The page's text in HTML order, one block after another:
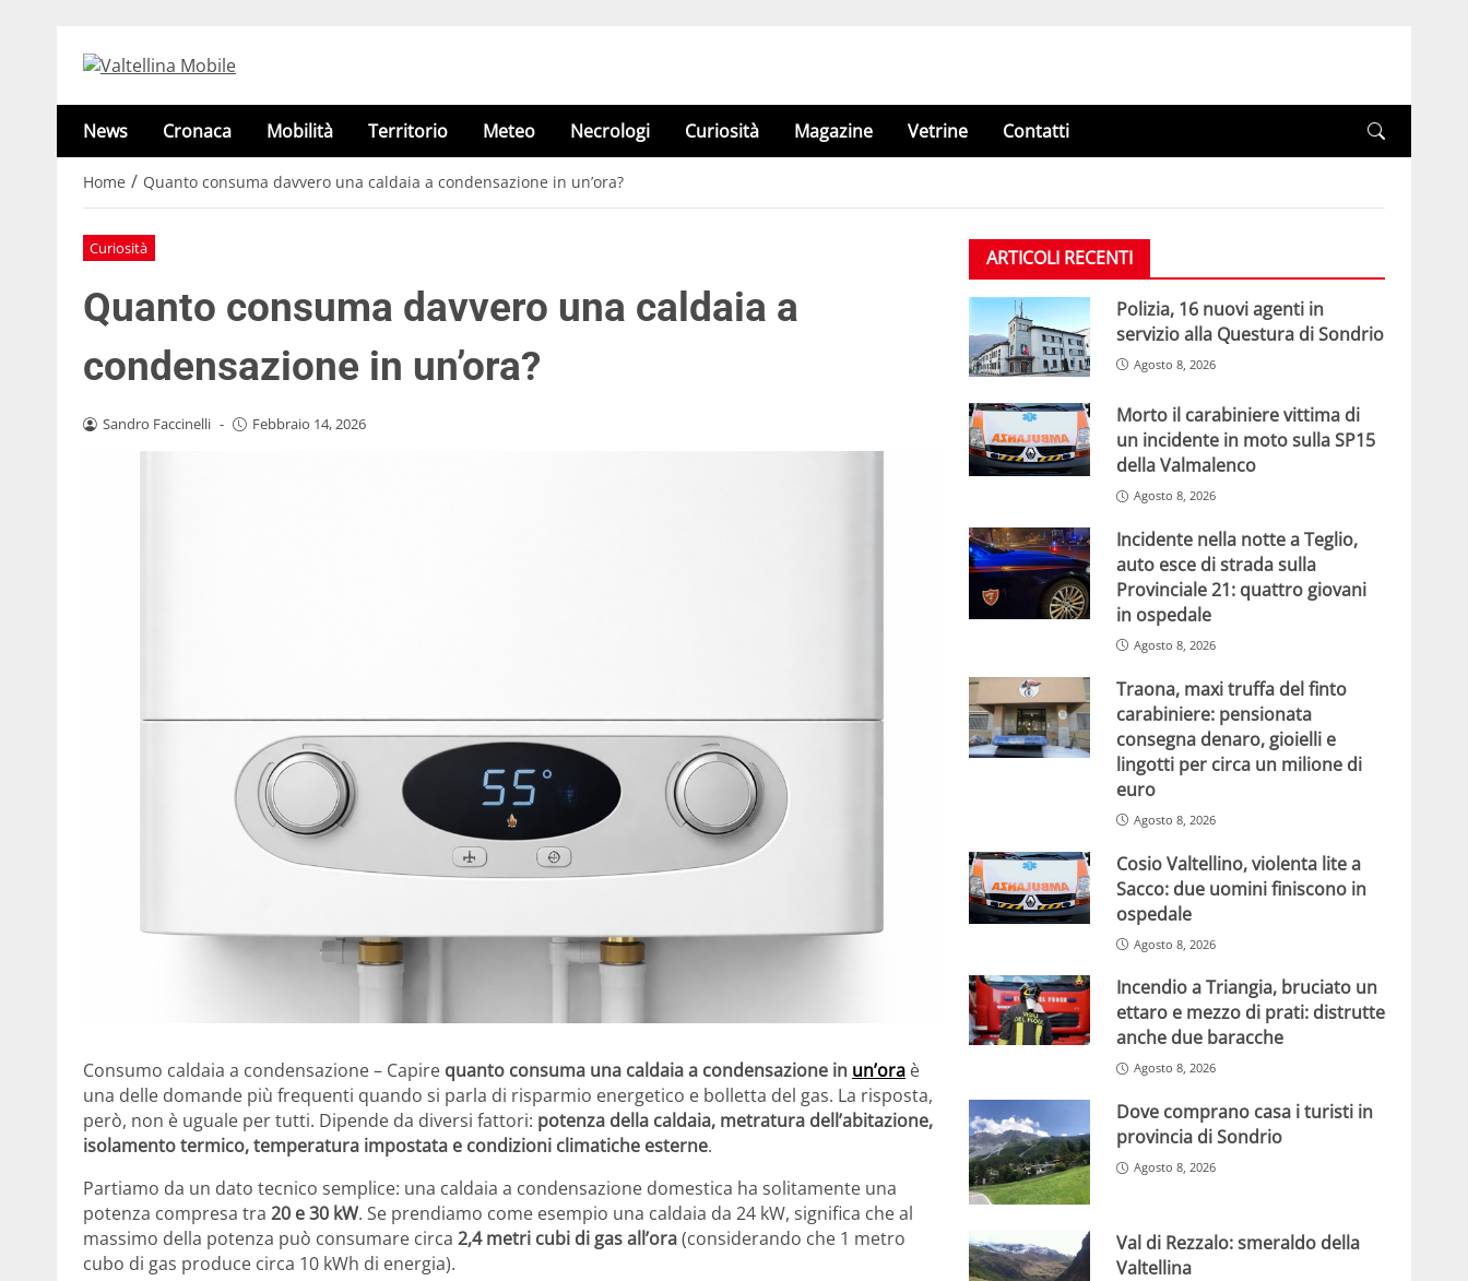
News Cronaca Mobilità Territorio Meteo Necrologi Curiosità Magazine Vetrine Contatti
Home / Quanto consuma davvero una caldaia a condensazione in un’ora?
Curiosità
Quanto consuma davvero una caldaia a
condensazione in un’ora?
Sandro Faccinelli - Febbraio 14, 2026
Consumo caldaia a condensazione – Capire quanto consuma una caldaia a condensazione in un’ora è
una delle domande più frequenti quando si parla di risparmio energetico e bolletta del gas. La risposta,
però, non è uguale per tutti. Dipende da diversi fattori: potenza della caldaia, metratura dell’abitazione,
isolamento termico, temperatura impostata e condizioni climatiche esterne.
Partiamo da un dato tecnico semplice: una caldaia a condensazione domestica ha solitamente una
potenza compresa tra 20 e 30 kW. Se prendiamo come esempio una caldaia da 24 kW, significa che al
massimo della potenza può consumare circa 2,4 metri cubi di gas all’ora(considerando che 1 metro
cubo di gas produce circa 10 kWh di energia).
ARTICOLI RECENTI
Polizia, 16 nuovi agenti in
servizio alla Questura di Sondrio
Agosto 8, 2026
Morto il carabiniere vittima di
un incidente in moto sulla SP15
della Valmalenco
Agosto 8, 2026
Incidente nella notte a Teglio,
auto esce di strada sulla
Provinciale 21: quattro giovani
in ospedale
Agosto 8, 2026
Traona, maxi truffa del finto
carabiniere: pensionata
consegna denaro, gioielli e
lingotti per circa un milione di
euro
Agosto 8, 2026
Cosio Valtellino, violenta lite a
Sacco: due uomini finiscono in
ospedale
Agosto 8, 2026
Incendio a Triangia, bruciato un
ettaro e mezzo di prati: distrutte
anche due baracche
Agosto 8, 2026
Dove comprano casa i turisti in
provincia di Sondrio
Agosto 8, 2026
Val di Rezzalo: smeraldo della
Valtellina